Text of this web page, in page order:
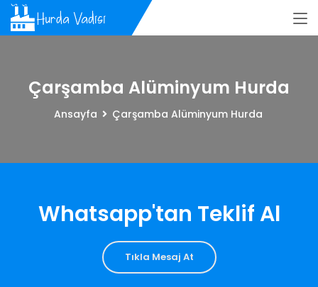
Çarşamba Alüminyum Hurda
Ansayfa Çarşamba Alüminyum Hurda
Whatsapp'tan Teklif Al
Tıkla Mesaj At